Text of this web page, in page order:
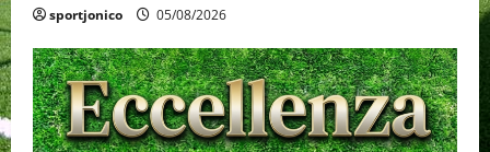
sportjonico 05/08/2026